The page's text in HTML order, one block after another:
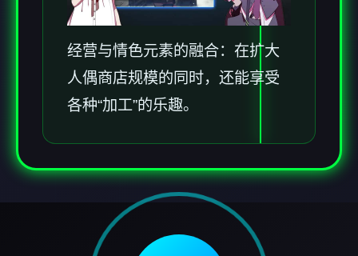
经营与情色元素的融合：在扩大
人偶商店规模的同时，还能享受
各种“加工”的乐趣。